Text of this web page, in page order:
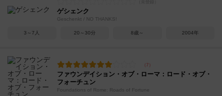
ゲシェンク
Geschenkt / NO THANKS!
3～7人 20～30分 8歳～ 2004年
ファウンデイション・オブ・ローマ：ロード・オブ・
フォーチュン
Foundations of Rome: Roads of Fortune